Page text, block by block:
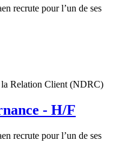
recrute pour l’un de ses
Relation Client (NDRC)
- H/F
recrute pour l’un de ses